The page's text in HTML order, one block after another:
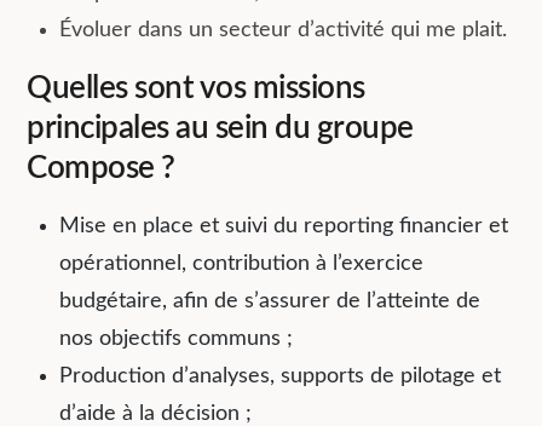
Évoluer dans un secteur d’activité qui me plait.
Quelles sont vos missions
principales au sein du groupe
Compose ?
Mise en place et suivi du reporting financier et
opérationnel, contribution à l’exercice
budgétaire, afin de s’assurer de l’atteinte de
nos objectifs communs ;
Production d’analyses, supports de pilotage et
d’aide à la décision ;